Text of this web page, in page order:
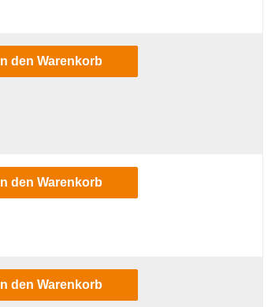
In den Warenkorb
In den Warenkorb
In den Warenkorb